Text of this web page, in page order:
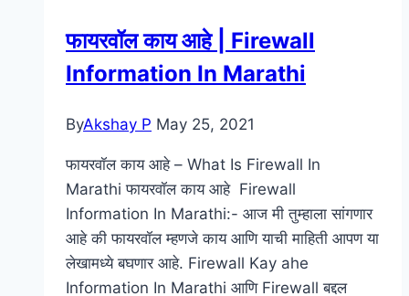
फायरवॉल काय आहे | Firewall
Information In Marathi
ByAkshay P May 25, 2021
फायरवॉल काय आहे – What Is Firewall In
Marathi फायरवॉल काय आहे Firewall
Information In Marathi:- आज मी तुम्हाला सांगणार
आहे की फायरवॉल म्हणजे काय आणि याची माहिती आपण या
लेखामध्ये बघणार आहे. Firewall Kay ahe
Information In Marathi आणि Firewall बद्दल